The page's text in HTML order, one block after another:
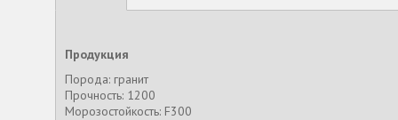
Продукция
Порода: гранит
Прочность: 1200
Морозостойкость: F300